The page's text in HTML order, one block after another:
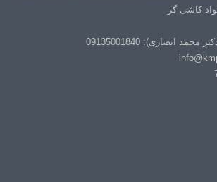
کاشی گر
انصاری): 09135001840